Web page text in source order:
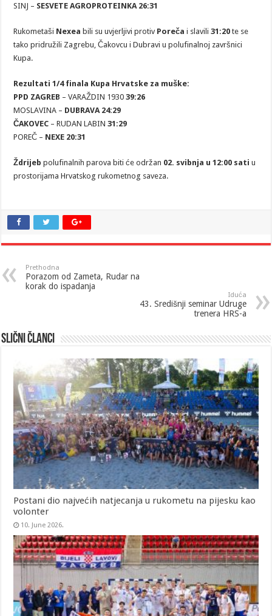
SINJ – SESVETE AGROPROTEINKA 26:31
Rukometaši Nexea bili su uvjerljivi protiv Poreča i slavili31:20 te se
tako pridružili Zagrebu, Čakovcu i Dubravi u polufinalnoj završnici
Kupa.
Rezultati 1/4 finala Kupa Hrvatske za muške:
PPD ZAGREB – VARAŽDIN 193039:26
MOSLAVINA – DUBRAVA 24:29
ČAKOVEC – RUDAN LABIN31:29
POREČ – NEXE 20:31
Ždrijeb polufinalnih parova biti će održan 02. svibnja u 12:00 sati u
prostorijama Hrvatskog rukometnog saveza.
Prethodna
Porazom od Zameta, Rudar na
korak do ispadanja
Iduća
43. Središnji seminar Udruge
trenera HRS-a
Slični članci
Postani dio najvećih natjecanja u rukometu na pijesku kao
volonter
10. June 2026.